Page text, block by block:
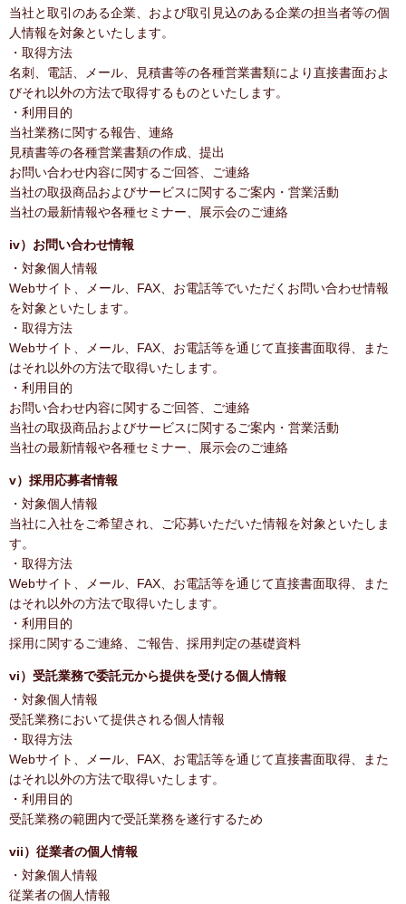
当社と取引のある企業、および取引見込のある企業の担当者等の個
人情報を対象といたします。
・取得方法
名刺、電話、メール、見積書等の各種営業書類により直接書面およ
びそれ以外の方法で取得するものといたします。
・利用目的
当社業務に関する報告、連絡
見積書等の各種営業書類の作成、提出
お問い合わせ内容に関するご回答、ご連絡
当社の取扱商品およびサービスに関するご案内・営業活動
当社の最新情報や各種セミナー、展示会のご連絡
iv）お問い合わせ情報
・対象個人情報
Webサイト、メール、FAX、お電話等でいただくお問い合わせ情報
を対象といたします。
・取得方法
Webサイト、メール、FAX、お電話等を通じて直接書面取得、また
はそれ以外の方法で取得いたします。
・利用目的
お問い合わせ内容に関するご回答、ご連絡
当社の取扱商品およびサービスに関するご案内・営業活動
当社の最新情報や各種セミナー、展示会のご連絡
v）採用応募者情報
・対象個人情報
当社に入社をご希望され、ご応募いただいた情報を対象といたしま
す。
・取得方法
Webサイト、メール、FAX、お電話等を通じて直接書面取得、また
はそれ以外の方法で取得いたします。
・利用目的
採用に関するご連絡、ご報告、採用判定の基礎資料
vi）受託業務で委託元から提供を受ける個人情報
・対象個人情報
受託業務において提供される個人情報
・取得方法
Webサイト、メール、FAX、お電話等を通じて直接書面取得、また
はそれ以外の方法で取得いたします。
・利用目的
受託業務の範囲内で受託業務を遂行するため
vii）従業者の個人情報
・対象個人情報
従業者の個人情報